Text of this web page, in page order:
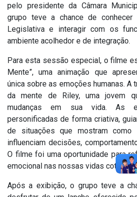
pelo presidente da Câmara
grupo teve a chance de conhecer
Legislativa e interagir com os
ambiente acolhedor e de integração.
Para esta sessão especial, o filme
Mente”, uma animação que
única sobre as emoções humanas. A
da mente de Riley, uma jovem
mudanças em sua vida. As
personificadas de forma criativa,
de situações que mostram como
influenciam decisões,
O filme foi uma oportunidade para
emocional nas nossas vidas
Após a exibição, o grupo teve a